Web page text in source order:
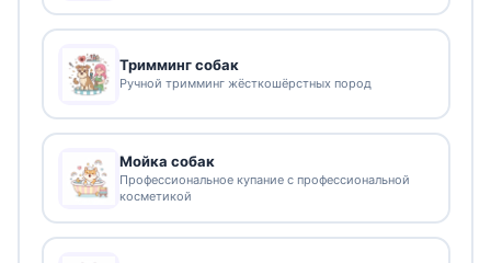
Тримминг собак
Ручной тримминг жёсткошёрстных пород
Мойка собак
Профессиональное купание с профессиональной
косметикой